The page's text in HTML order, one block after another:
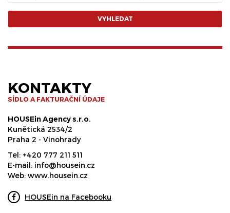
VYHLEDAT
KONTAKTY
SÍDLO A FAKTURAČNÍ ÚDAJE
HOUSEin Agency s.r.o.
Kunětická 2534/2
Praha 2 - Vinohrady
Tel: +420 777 211 511
E-mail: info@housein.cz
Web: www.housein.cz
HOUSEin na Facebooku